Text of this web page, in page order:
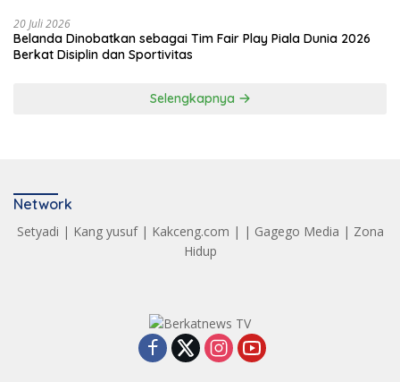
20 Juli 2026
Belanda Dinobatkan sebagai Tim Fair Play Piala Dunia 2026
Berkat Disiplin dan Sportivitas
Selengkapnya
Network
Setyadi | Kang yusuf| Kakceng.com | | Gagego Media | Zona
Hidup